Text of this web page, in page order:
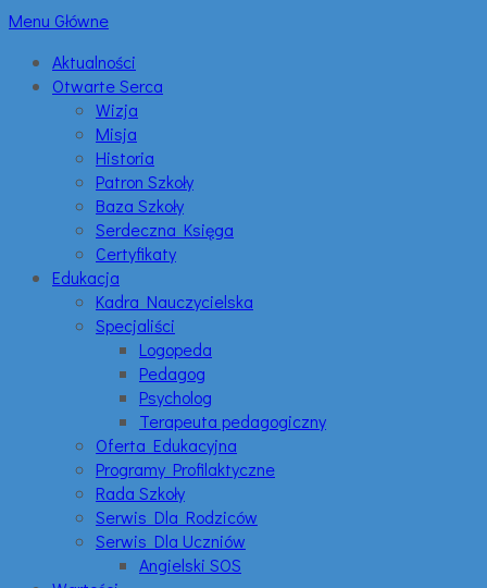
Menu Główne
Aktualności
Otwarte Serca
Wizja
Misja
Historia
Patron Szkoły
Baza Szkoły
Serdeczna Księga
Certyfikaty
Edukacja
Kadra Nauczycielska
Specjaliści
Logopeda
Pedagog
Psycholog
Terapeuta pedagogiczny
Oferta Edukacyjna
Programy Profilaktyczne
Rada Szkoły
Serwis Dla Rodziców
Serwis Dla Uczniów
Angielski SOS